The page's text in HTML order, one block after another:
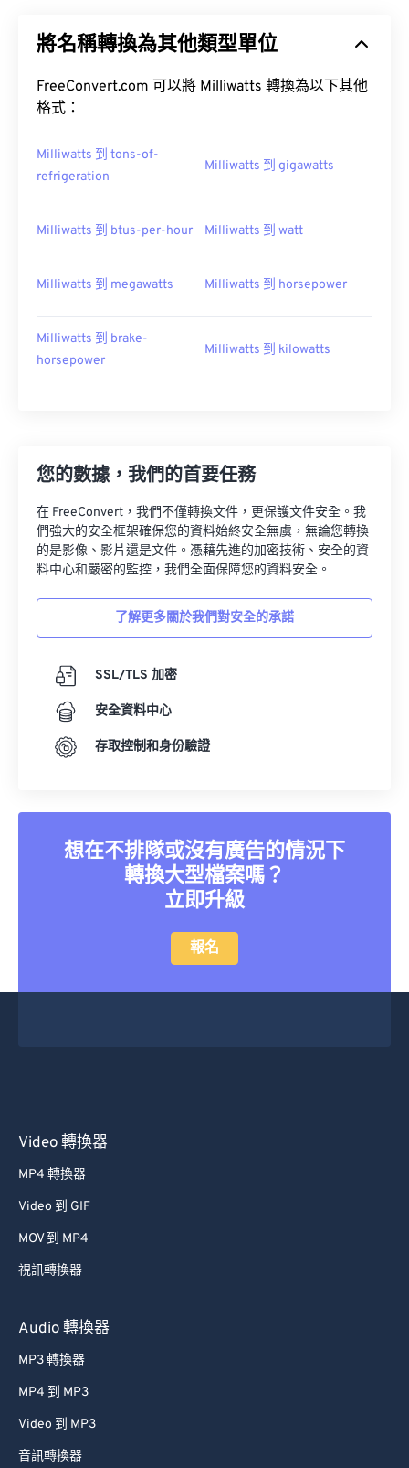
將名稱轉換為其他類型單位
FreeConvert.com 可以將 Milliwatts 轉換為以下其他
格式：
Milliwatts 到 tons-of-
refrigeration
Milliwatts 到 gigawatts
Milliwatts 到 btus-per-hour Milliwatts 到 watt
Milliwatts 到 megawatts Milliwatts 到 horsepower
Milliwatts 到 brake-
horsepower
Milliwatts 到 kilowatts
您的數據，我們的首要任務
在 FreeConvert，我們不僅轉換文件，更保護文件安全。我
們強大的安全框架確保您的資料始終安全無虞，無論您轉換
的是影像、影片還是文件。憑藉先進的加密技術、安全的資
料中心和嚴密的監控，我們全面保障您的資料安全。
了解更多關於我們對安全的承諾
SSL/TLS 加密
安全資料中心
存取控制和身份驗證
想在不排隊或沒有廣告的情況下
轉換大型檔案嗎？
立即升級
報名
Video 轉換器
MP4 轉換器
Video 到 GIF
MOV 到 MP4
視訊轉換器
Audio 轉換器
MP3 轉換器
MP4 到 MP3
Video 到 MP3
音訊轉換器